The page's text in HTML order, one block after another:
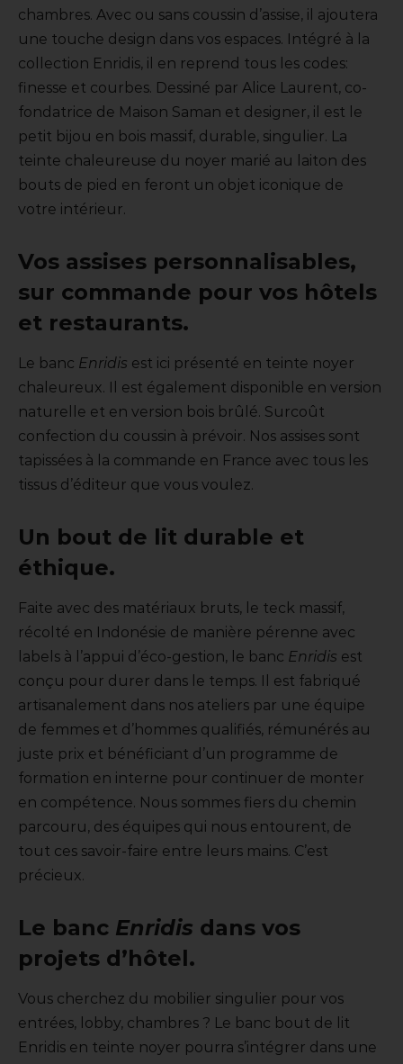
chambres. Avec ou sans coussin d’assise, il ajoutera
une touche design dans vos espaces. Intégré à la
collection Enridis, il en reprend tous les codes:
finesse et courbes. Dessiné par Alice Laurent, co-
fondatrice de Maison Saman et designer, il est le
petit bijou en bois massif, durable, singulier. La
teinte chaleureuse du noyer marié au laiton des
bouts de pied en feront un objet iconique de
votre intérieur.
Vos assises personnalisables,
sur commande pour vos hôtels
et restaurants.
Le banc Enridis est ici présenté en teinte noyer
chaleureux. Il est également disponible en version
naturelle et en version bois brûlé. Surcoût
confection du coussin à prévoir. Nos assises sont
tapissées à la commande en France avec tous les
tissus d’éditeur que vous voulez.
Un bout de lit durable et
éthique.
Faite avec des matériaux bruts, le teck massif,
récolté en Indonésie de manière pérenne avec
labels à l’appui d’éco-gestion, le banc Enridis est
conçu pour durer dans le temps. Il est fabriqué
artisanalement dans nos ateliers par une équipe
de femmes et d’hommes qualifiés, rémunérés au
juste prix et bénéficiant d’un programme de
formation en interne pour continuer de monter
en compétence. Nous sommes fiers du chemin
parcouru, des équipes qui nous entourent, de
tout ces savoir-faire entre leurs mains. C’est
précieux.
Le banc Enridis dans vos
projets d’hôtel.
Vous cherchez du mobilier singulier pour vos
entrées, lobby, chambres ? Le banc bout de lit
Enridis en teinte noyer pourra s’intégrer dans une